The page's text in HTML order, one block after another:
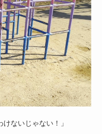
ないじゃない！」